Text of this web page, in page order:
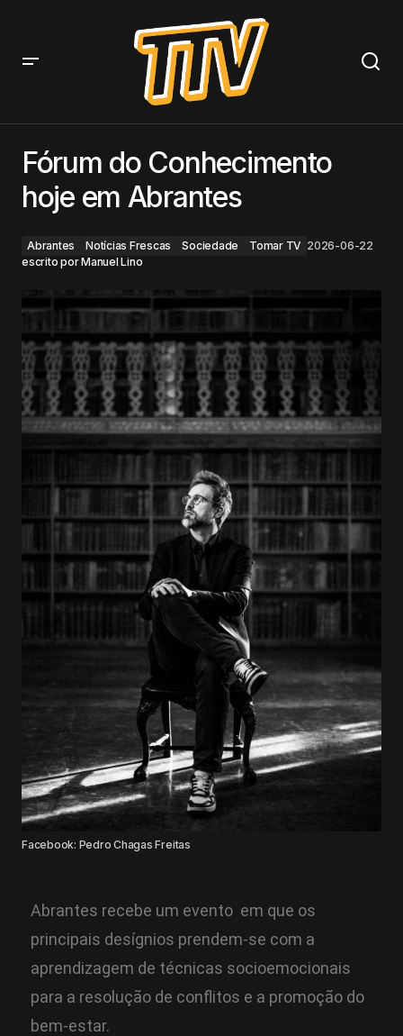
Fórum do Conhecimento
hoje em Abrantes
Abrantes Notícias Frescas Sociedade Tomar TV 2026-06-22
escrito porManuel Lino
Facebook: Pedro Chagas Freitas
Abrantes recebe um evento em que os
principais desígnios prendem-se com a
aprendizagem de técnicas socioemocionais
para a resolução de conflitos e a promoção do
bem-estar.